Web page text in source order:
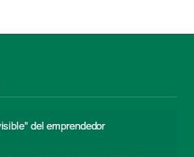
del emprendedor